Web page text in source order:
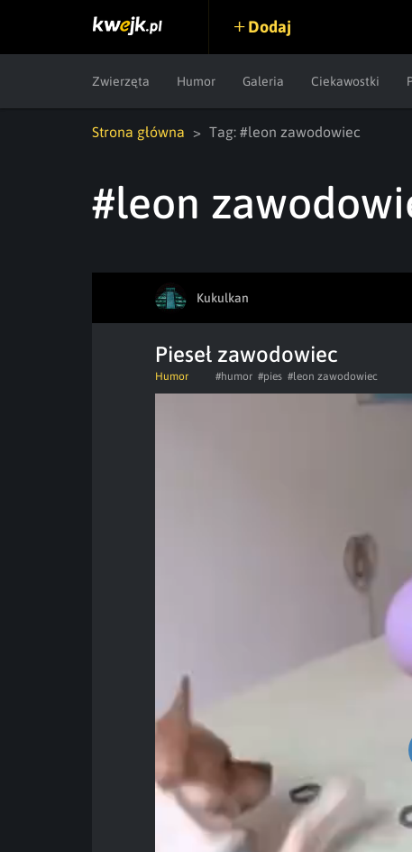
Dodaj
Zwierzęta Humor Galeria Ciekawostki
Strona główna Tag: #leon zawodowiec
#leon
Kukulkan
Pieseł zawodowiec
Humor #humor #pies #leon zawodowiec